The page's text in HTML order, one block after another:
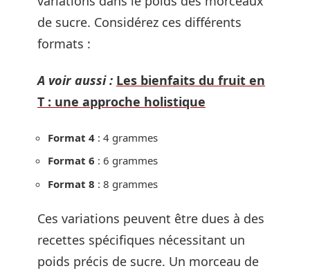
de sucre. Considérez ces différents
formats :
A voir aussi : Les bienfaits du fruit en
T : une approche holistique
Format 4 : 4 grammes
Format 6 : 6 grammes
Format 8 : 8 grammes
Ces variations peuvent être dues à des
recettes spécifiques nécessitant un
poids précis de sucre. Un morceau de